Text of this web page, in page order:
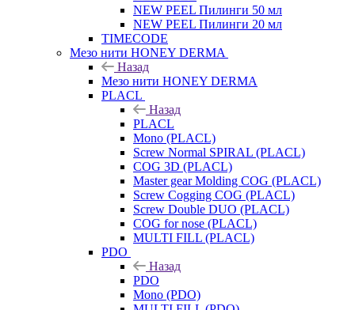
NEW PEEL Пилинги 50 мл
NEW PEEL Пилинги 20 мл
TIMECODE
Мезо нити HONEY DERMA
Назад
Мезо нити HONEY DERMA
PLACL
Назад
PLACL
Mono (PLACL)
Screw Normal SPIRAL (PLACL)
COG 3D (PLACL)
Master gear Molding COG (PLACL)
Screw Cogging COG (PLACL)
Screw Double DUO (PLACL)
COG for nose (PLACL)
MULTI FILL (PLACL)
PDO
Назад
PDO
Mono (PDO)